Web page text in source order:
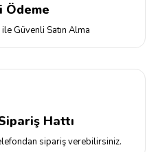
Ödeme
Güvenli Satın Alma
Hattı
sipariş verebilirsiniz.